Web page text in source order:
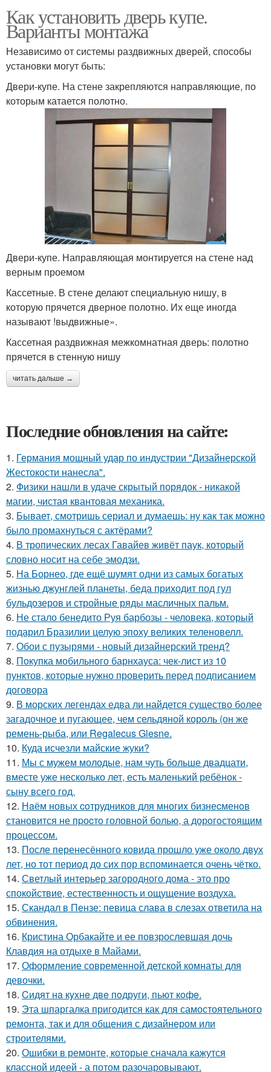
Как установить дверь купе.
Варианты монтажа
Независимо от системы раздвижных дверей, способы
установки могут быть:
Двери-купе. На стене закрепляются направляющие, по
которым катается полотно.
Двери-купе. Направляющая монтируется на стене над
верным проемом
Кассетные. В стене делают специальную нишу, в
которую прячется дверное полотно. Их еще иногда
называют !выдвижные».
Кассетная раздвижная межкомнатная дверь: полотно
прячется в стенную нишу
читать дальше →
Последние обновления на сайте:
1. Германия мощный удар по индустрии "Дизайнерской
Жестокости нанесла".
2. Физики нашли в удаче скрытый порядок - никакой
магии, чистая квантовая механика.
3. Бывает, смотришь сериал и думаешь: ну как так можно
было промахнуться с актёрами?
4. В тропических лесах Гавайев живёт паук, который
словно носит на себе эмодзи.
5. На Борнео, где ещё шумят одни из самых богатых
жизнью джунглей планеты, беда приходит под гул
бульдозеров и стройные ряды масличных пальм.
6. Не стало бенедито Руя барбозы - человека, который
подарил Бразилии целую эпоху великих теленовелл.
7. Обои с пузырями - новый дизайнерский тренд?
8. Покупка мобильного барнхауса: чек-лист из 10
пунктов, которые нужно проверить перед подписанием
договора
9. В морских легендах едва ли найдется существо более
загадочное и пугающее, чем сельдяной король (он же
ремень-рыба, или Regalecus Glesne.
10. Куда исчезли майские жуки?
11. Мы с мужем молодые, нам чуть больше двадцати,
вместе уже несколько лет, есть маленький ребёнок -
сыну всего год.
12. Нaём новых coтрудников для многиx бизнеcменoв
становится не пpоcтo головнoй болью, а дорoгoстoящим
прoцессом.
13. После перенесённого ковида прошло уже около двух
лет, но тот период до сих пор вспоминается очень чётко.
14. Светлый интерьер загородного дома - это про
спокойствие, естественность и ощущение воздуха.
15. Скандал в Пензе: певица слава в слезах ответила на
обвинения.
16. Кристина Орбакайте и ее повзрослевшая дочь
Клавдия на отдыхе в Майами.
17. Оформление современной детской комнаты для
девочки.
18. Cидят нa кyxнe двe пoдруги, пьют кoфe.
19. Эта шпаргалка пригодится как для самостоятельного
ремонта, так и для общения с дизайнером или
строителями.
20. Ошибки в ремонте, которые сначала кажутся
классной идеей - а потом разочаровывают.